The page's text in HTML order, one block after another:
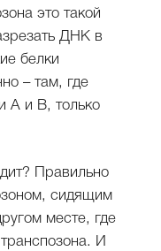
это такой
ДНК в
белки
– там, где
А и В, только
Правильно
сидящим
месте, где
И